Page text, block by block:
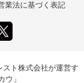
業法に基づく表記
ト株式会社が運営す
ウ」